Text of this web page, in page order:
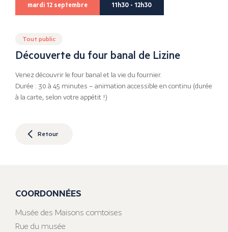
mardi 12 septembre 11h30 - 12h30
Tout public
Découverte du four banal de Lizine
Venez découvrir le four banal et la vie du fournier.
Durée : 30 à 45 minutes – animation accessible en continu (durée
à la carte, selon votre appétit !)
Retour
COORDONNÉES
Musée des Maisons comtoises
Rue du musée